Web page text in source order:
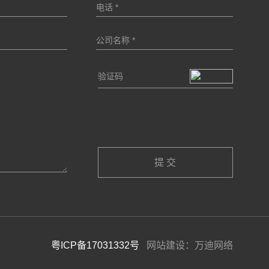
粤ICP备17031332号 网站建设：万迪网络